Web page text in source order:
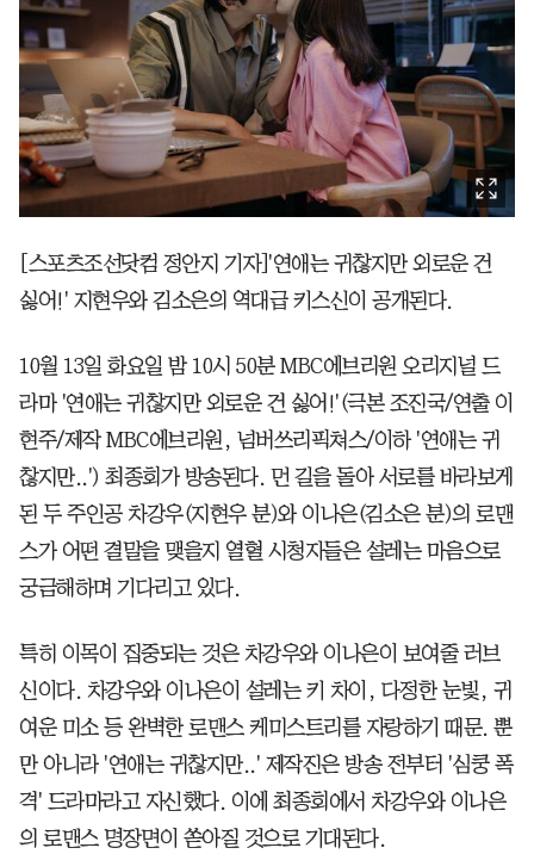
[스포츠조선닷컴 정안지 기자]'연애는 귀찮지만 외로운 건
싫어!' 지현우와 김소은의 역대급 키스신이 공개된다.
10월 13일 화요일 밤 10시 50분 MBC에브리원 오리지널 드
라마 '연애는 귀찮지만 외로운 건 싫어!'(극본 조진국/연출 이
현주/제작 MBC에브리원, 넘버쓰리픽쳐스/이하 '연애는 귀
찮지만..') 최종회가 방송된다. 먼 길을 돌아 서로를 바라보게
된 두 주인공 차강우(지현우 분)와 이나은(김소은 분)의 로맨
스가 어떤 결말을 맺을지 열혈 시청자들은 설레는 마음으로
궁금해하며 기다리고 있다.
특히 이목이 집중되는 것은 차강우와 이나은이 보여줄 러브
신이다. 차강우와 이나은이 설레는 키 차이, 다정한 눈빛, 귀
여운 미소 등 완벽한 로맨스 케미스트리를 자랑하기 때문. 뿐
만 아니라 '연애는 귀찮지만..' 제작진은 방송 전부터 '심쿵 폭
격' 드라마라고 자신했다. 이에 최종회에서 차강우와 이나은
의 로맨스 명장면이 쏟아질 것으로 기대된다.